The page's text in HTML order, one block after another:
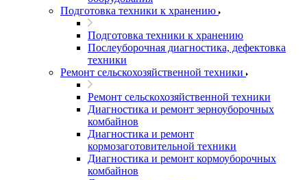
Подготовка техники к хранению
Подготовка техники к хранению
Послеуборочная диагностика, дефектовка
техники
Ремонт сельскохозяйственной техники
Ремонт сельскохозяйственной техники
Диагностика и ремонт зерноуборочных
комбайнов
Диагностика и ремонт
кормозаготовительной техники
Диагностика и ремонт кормоуборочных
комбайнов